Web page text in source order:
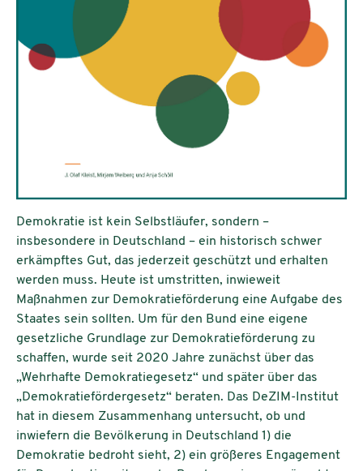
Demokratie ist kein Selbstläufer, sondern –
insbesondere in Deutschland – ein historisch schwer
erkämpftes Gut, das jederzeit geschützt und erhalten
werden muss. Heute ist umstritten, inwieweit
Maßnahmen zur Demokratieförderung eine Aufgabe des
Staates sein sollten. Um für den Bund eine eigene
gesetzliche Grundlage zur Demokratieförderung zu
schaffen, wurde seit 2020 Jahre zunächst über das
„Wehrhafte Demokratiegesetz“ und später über das
„Demokratiefördergesetz“ beraten. Das DeZIM-Institut
hat in diesem Zusammenhang untersucht, ob und
inwiefern die Bevölkerung in Deutschland 1) die
Demokratie bedroht sieht, 2) ein größeres Engagement